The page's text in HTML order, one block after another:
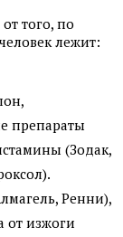
того, по
лежит:
препараты
(Зодак,
Ренни),
от изжоги